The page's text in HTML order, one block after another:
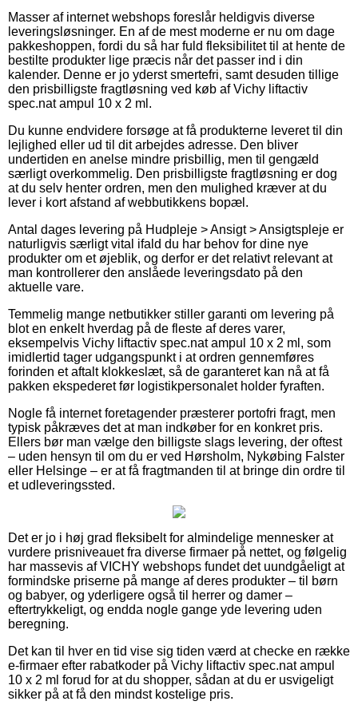
Masser af internet webshops foreslår heldigvis diverse
leveringsløsninger. En af de mest moderne er nu om dage
pakkeshoppen, fordi du så har fuld fleksibilitet til at hente de
bestilte produkter lige præcis når det passer ind i din
kalender. Denne er jo yderst smertefri, samt desuden tillige
den prisbilligste fragtløsning ved køb af Vichy liftactiv
spec.nat ampul 10 x 2 ml.
Du kunne endvidere forsøge at få produkterne leveret til din
lejlighed eller ud til dit arbejdes adresse. Den bliver
undertiden en anelse mindre prisbillig, men til gengæld
særligt overkommelig. Den prisbilligste fragtløsning er dog
at du selv henter ordren, men den mulighed kræver at du
lever i kort afstand af webbutikkens bopæl.
Antal dages levering på Hudpleje > Ansigt > Ansigtspleje er
naturligvis særligt vital ifald du har behov for dine nye
produkter om et øjeblik, og derfor er det relativt relevant at
man kontrollerer den anslåede leveringsdato på den
aktuelle vare.
Temmelig mange netbutikker stiller garanti om levering på
blot en enkelt hverdag på de fleste af deres varer,
eksempelvis Vichy liftactiv spec.nat ampul 10 x 2 ml, som
imidlertid tager udgangspunkt i at ordren gennemføres
forinden et aftalt klokkeslæt, så de garanteret kan nå at få
pakken ekspederet før logistikpersonalet holder fyraften.
Nogle få internet foretagender præsterer portofri fragt, men
typisk påkræves det at man indkøber for en konkret pris.
Ellers bør man vælge den billigste slags levering, der oftest
– uden hensyn til om du er ved Hørsholm, Nykøbing Falster
eller Helsinge – er at få fragtmanden til at bringe din ordre til
et udleveringssted.
Det er jo i høj grad fleksibelt for almindelige mennesker at
vurdere prisniveauet fra diverse firmaer på nettet, og følgelig
har massevis af VICHY webshops fundet det uundgåeligt at
formindske priserne på mange af deres produkter – til børn
og babyer, og yderligere også til herrer og damer –
eftertrykkeligt, og endda nogle gange yde levering uden
beregning.
Det kan til hver en tid vise sig tiden værd at checke en række
e-firmaer efter rabatkoder på Vichy liftactiv spec.nat ampul
10 x 2 ml forud for at du shopper, sådan at du er usvigeligt
sikker på at få den mindst kostelige pris.